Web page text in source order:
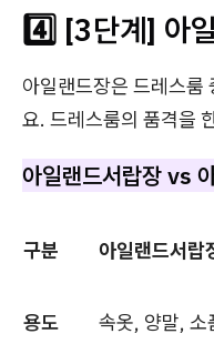
4️⃣ [3단계] 아
아일랜드장은 드레스룸
요. 드레스룸의 품격을
아일랜드서랍장 vs
구분 아일랜드서랍
용도 속옷, 양말, 소